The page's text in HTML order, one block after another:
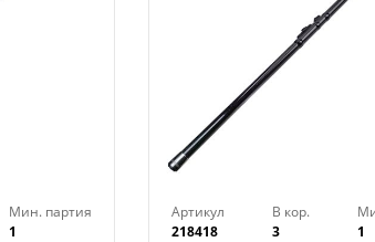
Мин. партия
1
Артикул
218418
В кор.
3
1